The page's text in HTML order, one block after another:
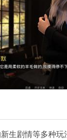
生剧情等多种